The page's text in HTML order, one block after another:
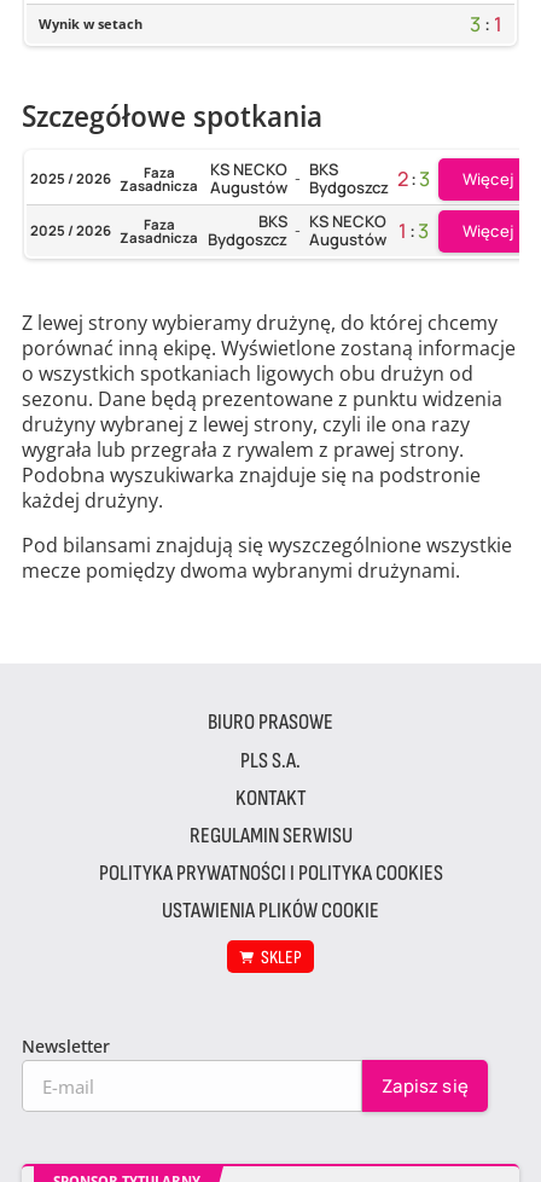
Wynik w setach 3: 1
Szczegółowe spotkania
2025 / 2026 Faza
Zasadnicza
KS NECKO
Augustów - BKS
Bydgoszcz 2:3 Więcej
2025 / 2026 Faza
Zasadnicza
BKS
Bydgoszcz - KS NECKO
Augustów
1 :3 Więcej
Z lewej strony wybieramy drużynę, do której chcemy
porównać inną ekipę. Wyświetlone zostaną informacje
o wszystkich spotkaniach ligowych obu drużyn od
sezonu. Dane będą prezentowane z punktu widzenia
drużyny wybranej z lewej strony, czyli ile ona razy
wygrała lub przegrała z rywalem z prawej strony.
Podobna wyszukiwarka znajduje się na podstronie
każdej drużyny.
Pod bilansami znajdują się wyszczególnione wszystkie
mecze pomiędzy dwoma wybranymi drużynami.
BIURO PRASOWE
PLS S.A.
KONTAKT
REGULAMIN SERWISU
POLITYKA PRYWATNOŚCI I POLITYKA COOKIES
USTAWIENIA PLIKÓW COOKIE
SKLEP
Newsletter